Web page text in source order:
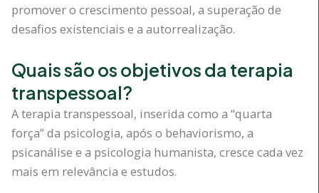
promover o crescimento pessoal, a superação de
desafios existenciais e a autorrealização.
Quais são os objetivos da terapia
transpessoal?
A terapia transpessoal, inserida como a “quarta
força” da psicologia, após o behaviorismo, a
psicanálise e a psicologia humanista, cresce cada vez
mais em relevância e estudos.